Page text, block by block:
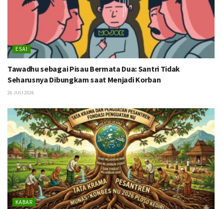
ESAI
Tawadhu sebagai Pisau Bermata Dua: Santri Tidak
Seharusnya Dibungkam saat Menjadi Korban
26 JULI 2026
KABAR